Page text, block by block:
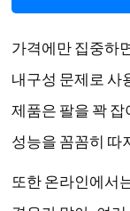
가격에만 집중하
내구성 문제로 사
제품은 팔을 꽉
성능을 꼼꼼히 따
또한 온라인에서